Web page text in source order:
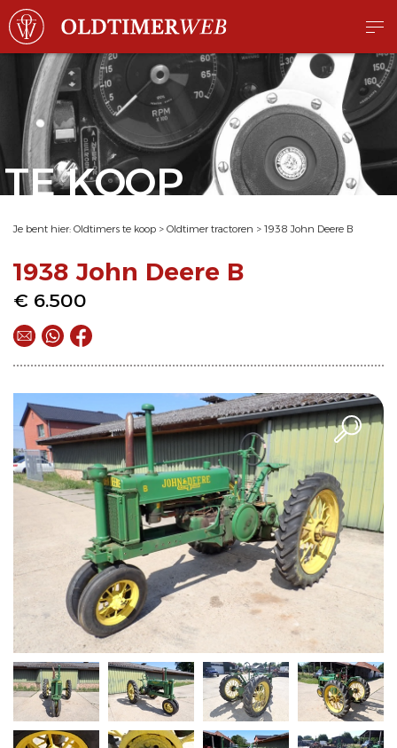
TE KOOP
Je bent hier: Oldtimers te koop > Oldtimer tractoren > 1938 John Deere B
1938 John Deere B
€ 6.500